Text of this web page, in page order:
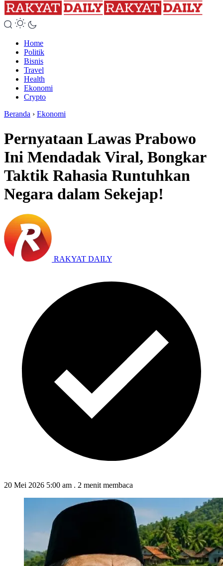
Home
Politik
Bisnis
Travel
Health
Ekonomi
Crypto
Beranda › Ekonomi
Pernyataan Lawas Prabowo
Ini Mendadak Viral, Bongkar
Taktik Rahasia Runtuhkan
Negara dalam Sekejap!
RAKYAT DAILY
20 Mei 2026 5:00 am . 2 menit membaca